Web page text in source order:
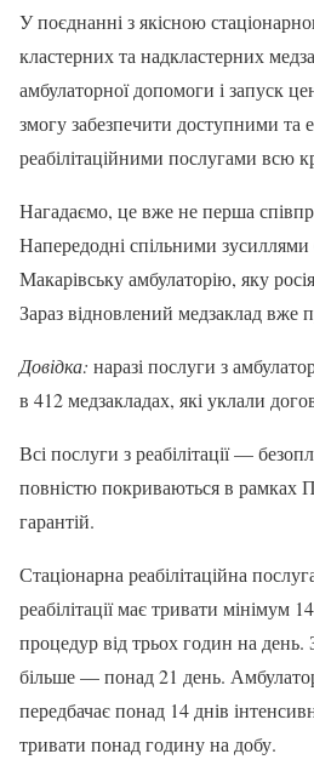
У поєднанні з якісною
кластерних та надкластерних
амбулаторної допомоги і запуск
змогу забезпечити доступними та
реабілітаційними послугами всю
Нагадаємо, це вже не перша
Напередодні спільними зусиллями
Макарівську амбулаторію, яку
Зараз відновлений медзаклад вже
Довідка: наразі послуги з
в 412 медзакладах, які уклали
Всі послуги з реабілітації —
повністю покриваються в рамках
гарантій.
Стаціонарна реабілітаційна
реабілітації має тривати мінімум
процедур від трьох годин на
більше — понад 21 день.
передбачає понад 14 днів
тривати понад годину на добу.